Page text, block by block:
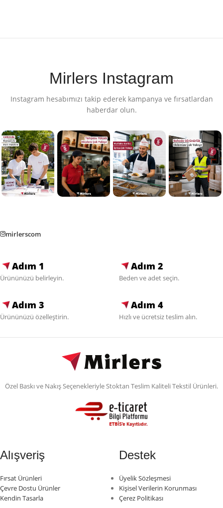
Mirlers Instagram
Instagram hesabımızı takip ederek kampanya ve fırsatlardan
haberdar olun.
mirlerscom
Adım 1
Ürününüzü belirleyin.
Adım 2
Beden ve adet seçin.
Adım 3
Ürününüzü özelleştirin.
Adım 4
Hızlı ve ücretsiz teslim alın.
Özel Baskı ve Nakış Seçenekleriyle Stoktan Teslim Kaliteli Tekstil Ürünleri.
Alışveriş
Fırsat Ürünleri
Çevre Dostu Ürünler
Kendin Tasarla
Destek
Üyelik Sözleşmesi
Kişisel Verilerin Korunması
Çerez Politikası